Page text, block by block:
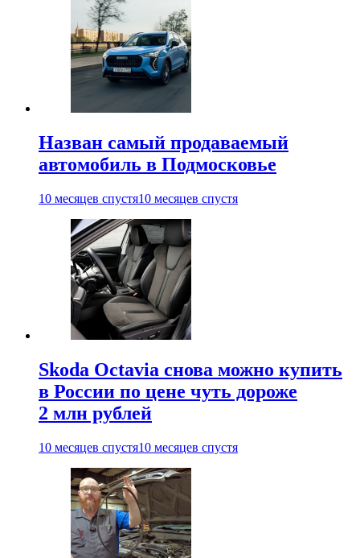
Назван самый продаваемый
автомобиль в Подмосковье
10 месяцев спустя10 месяцев спустя
Skoda Octavia снова можно купить
в России по цене чуть дороже
2 млн рублей
10 месяцев спустя10 месяцев спустя